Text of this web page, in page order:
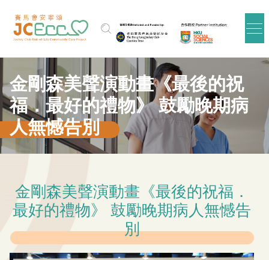
金剛森美聲演動畫《最後的祝
福．最好的禮物》 鼓勵晚期病
人無憾告別
金剛森美聲演動畫《最後的祝福．
最好的禮物》 鼓勵晚期病人無憾告
別